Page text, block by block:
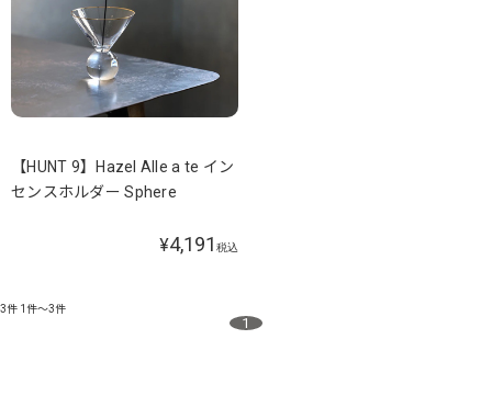
【HUNT 9】Hazel Alle a te イン
センスホルダー Sphere
¥4,191 税込
3件 1件～3件
1